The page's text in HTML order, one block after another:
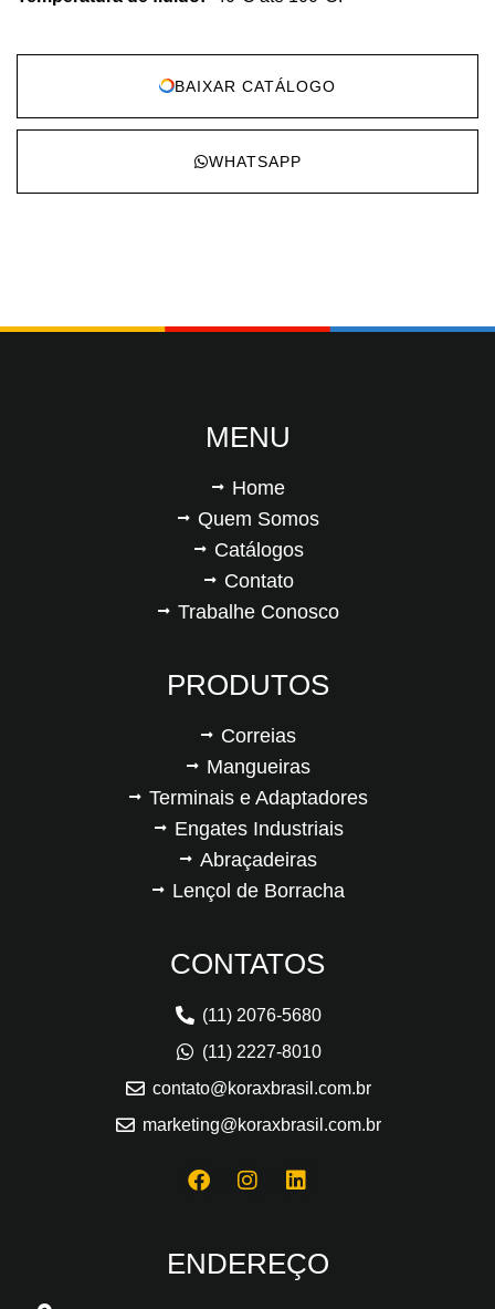
BAIXAR CATÁLOGO
WHATSAPP
MENU
Home
Quem Somos
Catálogos
Contato
Trabalhe Conosco
PRODUTOS
Correias
Mangueiras
Terminais e Adaptadores
Engates Industriais
Abraçadeiras
Lençol de Borracha
CONTATOS
(11) 2076-5680
(11) 2227-8010
contato@koraxbrasil.com.br
marketing@koraxbrasil.com.br
ENDEREÇO